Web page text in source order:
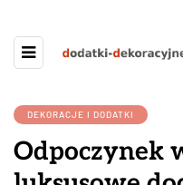
DEKORACJE I DODATKI
Odpoczynek